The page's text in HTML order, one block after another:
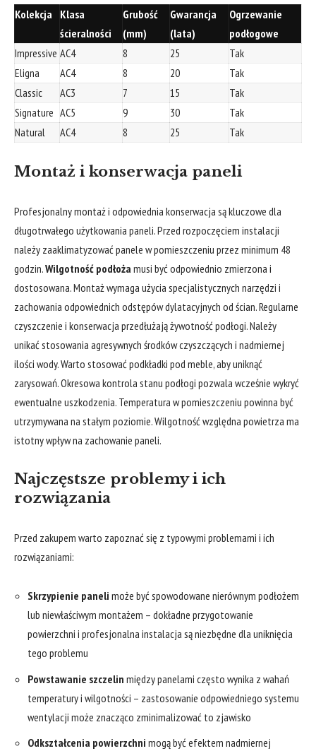
Kolekcja
Klasa
ścieralności
Grubość
(mm)
Gwarancja
(lata)
Ogrzewanie
podłogowe
Impressive AC4 8 25
Tak
Eligna
AC4 8 20
Tak
Classic
AC3 7 15
Tak
Signature AC5 9 30
Tak
Natural
AC4 8 25 Tak
Montaż i konserwacja paneli
Profesjonalny montaż i odpowiednia konserwacja są kluczowe dla
długotrwałego użytkowania paneli. Przed rozpoczęciem instalacji
należy zaaklimatyzować panele w pomieszczeniu przez minimum 48
godzin.Wilgotność podłoża musi być odpowiednio zmierzona i
dostosowana. Montaż wymaga użycia specjalistycznych narzędzi i
zachowania odpowiednich odstępów dylatacyjnych od ścian. Regularne
czyszczenie i konserwacja przedłużają żywotność podłogi. Należy
unikać stosowania agresywnych środków czyszczących i nadmiernej
ilości wody. Warto stosować podkładki pod meble, aby uniknąć
zarysowań. Okresowa kontrola stanu podłogi pozwala wcześnie wykryć
ewentualne uszkodzenia. Temperatura w pomieszczeniu powinna być
utrzymywana na stałym poziomie. Wilgotność względna powietrza ma
istotny wpływ na zachowanie paneli.
Najczęstsze problemy i ich
rozwiązania
Przed zakupem warto zapoznać się z typowymi problemami i ich
rozwiązaniami:
Skrzypienie paneli może być spowodowane nierównym podłożem
lub niewłaściwym montażem – dokładne przygotowanie
powierzchni i profesjonalna instalacja są niezbędne dla uniknięcia
tego problemu
Powstawanie szczelin między panelami często wynika z wahań
temperatury i wilgotności – zastosowanie odpowiedniego systemu
wentylacji może znacząco zminimalizować to zjawisko
Odkształcenia powierzchni mogą być efektem nadmiernej